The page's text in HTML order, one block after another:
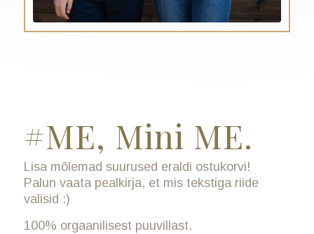
#ME, Mini ME.
Lisa mõlemad suurused eraldi ostukorvi!
Palun vaata pealkirja, et mis tekstiga riide
valisid :)
100% orgaanilisest puuvillast.